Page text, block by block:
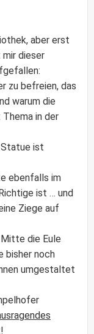
aber erst
dieser
zu befreien, das
warum die
in der
ist
ebenfalls im
ist … und
Ziege auf
die Eule
bisher noch
umgestaltet